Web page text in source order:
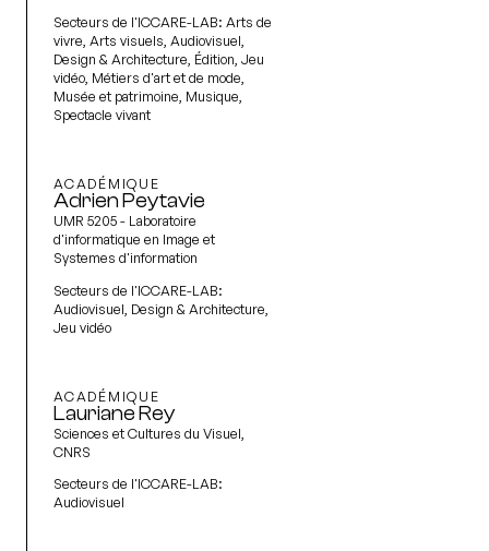
Secteurs de l'ICCARE-LAB: Arts de
vivre, Arts visuels, Audiovisuel,
Design & Architecture, Édition, Jeu
vidéo, Métiers d'art et de mode,
Musée et patrimoine, Musique,
Spectacle vivant
ACADÉMIQUE
Adrien Peytavie
UMR 5205 - Laboratoire
d'informatique en Image et
Systemes d'information
Secteurs de l'ICCARE-LAB:
Audiovisuel, Design & Architecture,
Jeu vidéo
ACADÉMIQUE
Lauriane Rey
Sciences et Cultures du Visuel,
CNRS
Secteurs de l'ICCARE-LAB:
Audiovisuel